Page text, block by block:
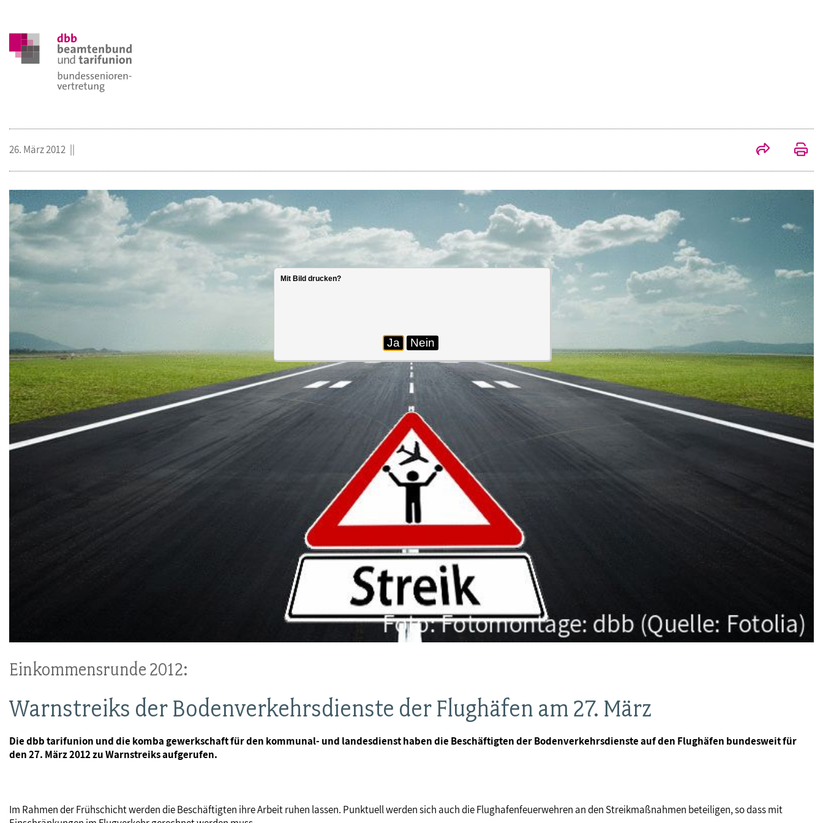
Einkommensrunde 2012:
Warnstreiks der Bodenverkehrsdienste der Flughäfen am 27. März
Die dbb tarifunion und die komba gewerkschaft für den kommunal- und landesdienst haben die Beschäftigten der Bodenverkehrsdienste auf den Flughäfen bundesweit für
den 27. März 2012 zu Warnstreiks aufgerufen.
26. März 2012
Im Rahmen der Frühschicht werden die Beschäftigten ihre Arbeit ruhen lassen. Punktuell werden sich auch die Flughafenfeuerwehren an den Streikmaßnahmen beteiligen, so dass mit
Mit Bild drucken?
Ja Nein